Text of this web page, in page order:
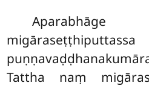
migāraseṭṭhiputtassa
Tattha naṃ